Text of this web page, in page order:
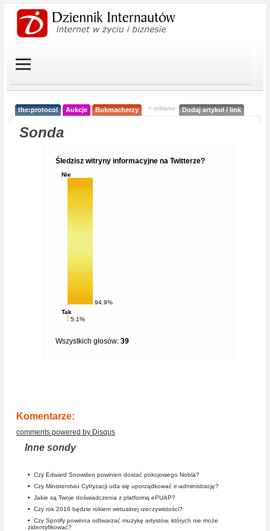
the:protocol Aukcje Bukmacherzy < reklama Dodaj artykuł / link
Sonda
Śledzisz witryny informacyjne na Twitterze?
Nie
94.9%
Tak
5.1%
Wszystkich głosów: 39
Komentarze:
comments powered by Disqus
Inne sondy
• Czy Edward Snowden powinien dostać pokojowego Nobla?
• Czy Ministerstwu Cyfryzacji uda się uporządkować e-administrację?
• Jakie są Twoje doświadczenia z platformą ePUAP?
• Czy rok 2016 będzie rokiem wirtualnej rzeczywistości?
• Czy Spotify powinna odtwarzać muzykę artystów, których nie może
zidentyfikować?